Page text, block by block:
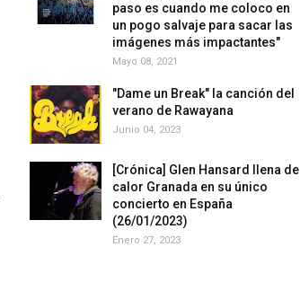
paso es cuando me coloco en
un pogo salvaje para sacar las
imágenes más impactantes"
Mayo 08, 2021
"Dame un Break" la canción del
verano de Rawayana
Junio 04, 2023
[Crónica] Glen Hansard llena de
calor Granada en su único
concierto en España
(26/01/2023)
Enero 27, 2023